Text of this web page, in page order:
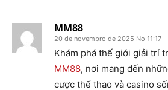
MM88
20 de novembro de 2025 No 11:17
Khám phá thế giới giải trí
MM88, nơi mang đến
cược thể thao và casino